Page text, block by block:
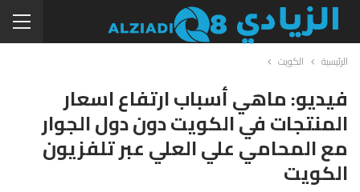
الرئيسية الكويت
فيديو: ماهي أسباب ارتفاع اسعار
المنتجات في الكويت دون دول الجوار
مع المحامي علي العلي عبر تلفزيون
الكويت